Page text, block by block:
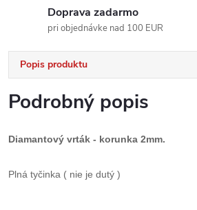
Doprava zadarmo
pri objednávke nad 100 EUR
Popis produktu
Podrobný popis
Diamantový vrták - korunka 2mm.
Plná tyčinka ( nie je dutý )